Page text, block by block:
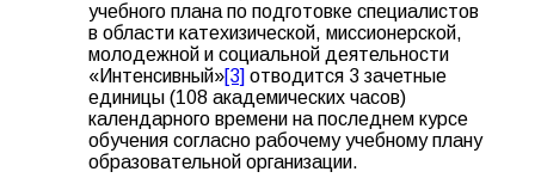
учебного плана по подготовке специалистов
в области катехизической, миссионерской,
молодежной и социальной деятельности
«Интенсивный»[3] отводится 3 зачетные
единицы (108 академических часов)
календарного времени на последнем курсе
обучения согласно рабочему учебному плану
образовательной организации.